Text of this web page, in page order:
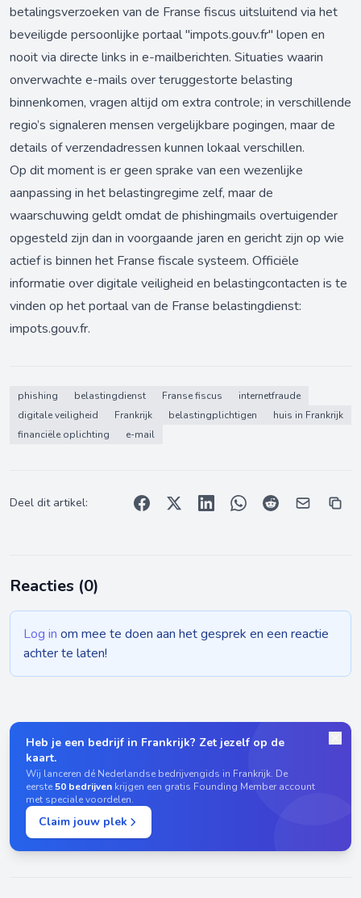
betalingsverzoeken van de Franse fiscus uitsluitend via het
beveiligde persoonlijke portaal "impots.gouv.fr" lopen en
nooit via directe links in e-mailberichten. Situaties waarin
onverwachte e-mails over teruggestorte belasting
binnenkomen, vragen altijd om extra controle; in verschillende
regio’s signaleren mensen vergelijkbare pogingen, maar de
details of verzendadressen kunnen lokaal verschillen.
Op dit moment is er geen sprake van een wezenlijke
aanpassing in het belastingregime zelf, maar de
waarschuwing geldt omdat de phishingmails overtuigender
opgesteld zijn dan in voorgaande jaren en gericht zijn op wie
actief is binnen het Franse fiscale systeem. Officiële
informatie over digitale veiligheid en belastingcontacten is te
vinden op het portaal van de Franse belastingdienst:
impots.gouv.fr.
phishing belastingdienst Franse fiscus
internetfraude
digitale veiligheid
Frankrijk belastingplichtigen
huis in Frankrijk
financiële oplichting
e-mail
Deel dit artikel:
Reacties (0)
Log in om mee te doen aan het gesprek en een reactie
achter te laten!
Heb je een bedrijf in Frankrijk? Zet jezelf op de
kaart.
Wij lanceren dé Nederlandse bedrijvengids in Frankrijk. De
eerste50 bedrijven krijgen een gratis Founding Member account
met speciale voordelen.
Claim jouw plek